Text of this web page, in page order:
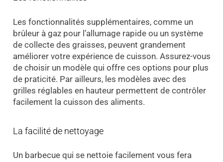
Les fonctionnalités supplémentaires, comme un
brûleur à gaz pour l’allumage rapide ou un système
de collecte des graisses, peuvent grandement
améliorer votre expérience de cuisson. Assurez-vous
de choisir un modèle qui offre ces options pour plus
de praticité. Par ailleurs, les modèles avec des
grilles réglables en hauteur permettent de contrôler
facilement la cuisson des aliments.
La facilité de nettoyage
Un barbecue qui se nettoie facilement vous fera